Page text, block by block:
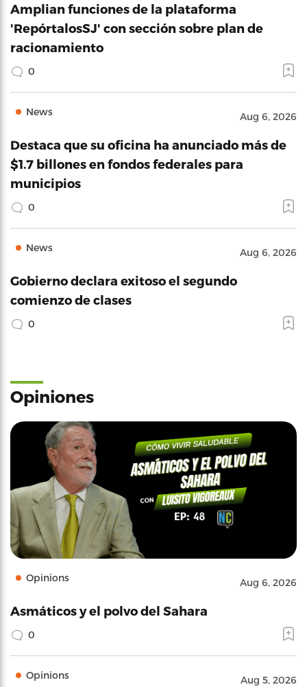
Amplian funciones de la plataforma
'RepórtalosSJ' con sección sobre plan de
racionamiento
0
News Aug 6, 2026
Destaca que su oficina ha anunciado más de
$1.7 billones en fondos federales para
municipios
0
News Aug 6, 2026
Gobierno declara exitoso el segundo
comienzo de clases
0
Opiniones
Opinions Aug 6, 2026
Asmáticos y el polvo del Sahara
0
Opinions Aug 5, 2026